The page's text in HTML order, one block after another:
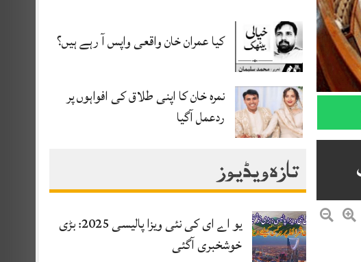
کیا عمران خان واقعی واپس آ رہے ہیں؟
نمرہ خان کا اپنی طلاق کی افواہوں پر
ردعمل آگیا
تازہ ویڈیوز
یو اے ای کی نئی ویزا پالیسی 2025: بڑی
خوشخبری آگئی